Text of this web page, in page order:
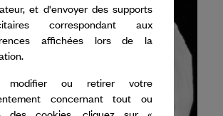
et d'envoyer des supports
correspondant aux
affichées lors de la
modifier ou retirer votre
concernant tout ou